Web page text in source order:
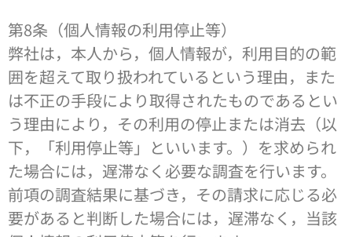
第8条（個人情報の利用停止等）
弊社は，本人から，個人情報が，利用目的の範
囲を超えて取り扱われているという理由，また
は不正の手段により取得されたものであるとい
う理由により，その利用の停止または消去（以
下，「利用停止等」といいます。）を求められ
た場合には，遅滞なく必要な調査を行います。
前項の調査結果に基づき，その請求に応じる必
要があると判断した場合には，遅滞なく，当該